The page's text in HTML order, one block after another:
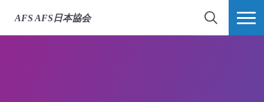
AFS AFS日本協会
検索 MORE